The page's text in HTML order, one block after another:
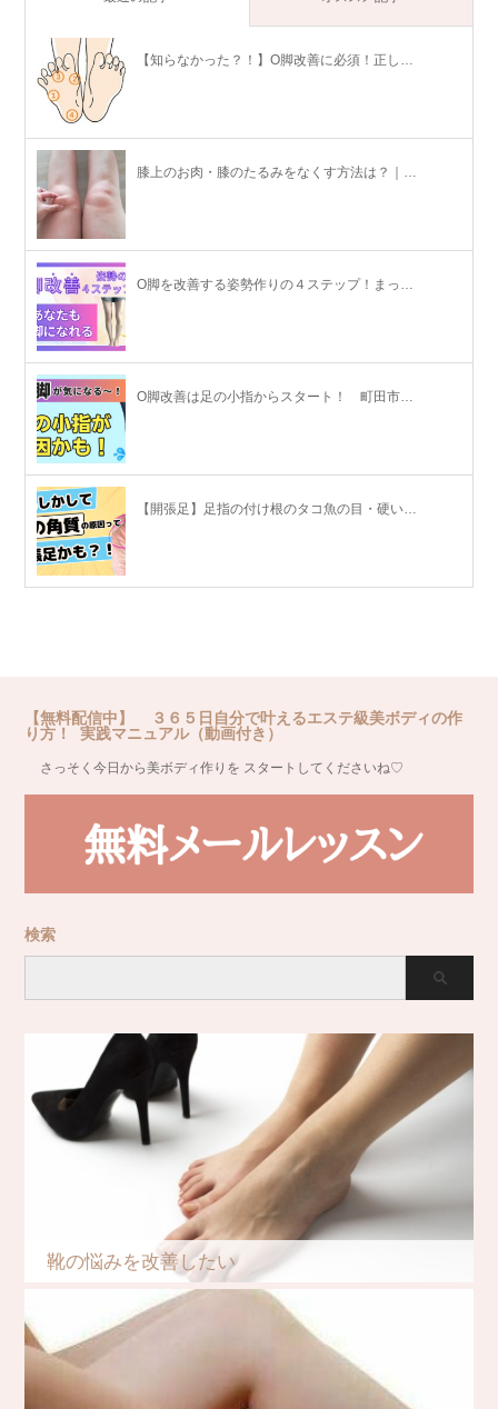
【知らなかった？！】O脚改善に必須！正し…
膝上のお肉・膝のたるみをなくす方法は？｜…
O脚を改善する姿勢作りの４ステップ！まっ…
O脚改善は足の小指からスタート！ 町田市…
【開張足】足指の付け根のタコ魚の目・硬い…
【無料配信中】 ３６５日自分で叶えるエステ級美ボディの作
り方！ 実践マニュアル（動画付き）
さっそく今日から美ボディ作りを スタートしてくださいね♡
検索
靴の悩みを改善したい